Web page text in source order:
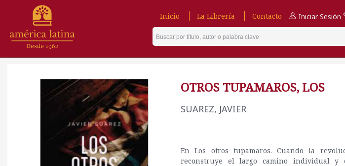
Inicio La Librería Contacto Iniciar Sesión
OTROS TUPAMAROS, LOS
SUAREZ, JAVIER
En Los otros tupamaros. Cuando la
reconstruye el largo camino individual y